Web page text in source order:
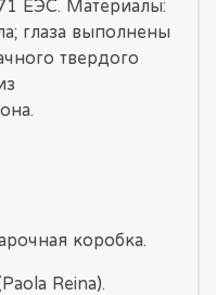
ЕЭС. Материалы:
глаза выполнены
твердого
коробка.
Reina).